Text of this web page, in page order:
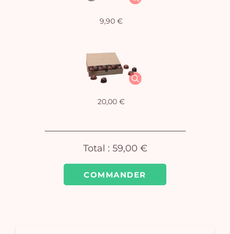
COMMANDER
9,90 €
20,00 €
Total : 59,00 €